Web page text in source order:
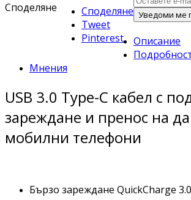
Споделяне
Споделяне
Tweet
Pinterest
Уведоми ме
Описание
Мнения
USB 3.0 Type-C кабел с
зареждане и пренос на
мобилни телефони
Бързо зареждане QuickCharge